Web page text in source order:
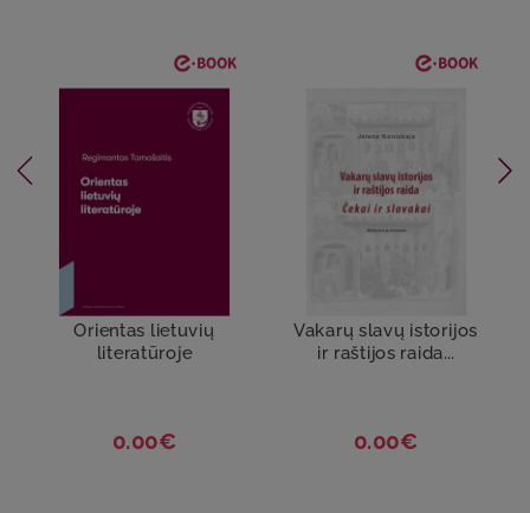
Orientas lietuvių
literatūroje
0.00€
Vakarų slavų istorijos
ir raštijos raida...
0.00€